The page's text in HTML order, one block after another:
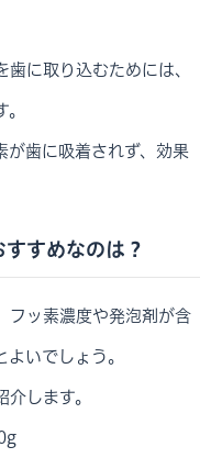
に取り込むためには、
が歯に吸着されず、効果
すめなのは？
フッ素濃度や発泡剤が含
いでしょう。
します。